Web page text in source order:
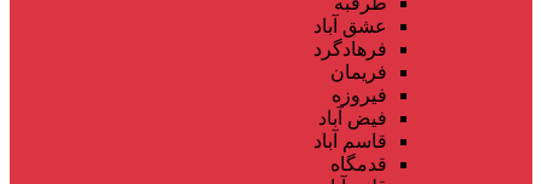
عشق آباد
فرهادگرد
فریمان
فیروزه
فیض آباد
قاسم آباد
قدمگاه